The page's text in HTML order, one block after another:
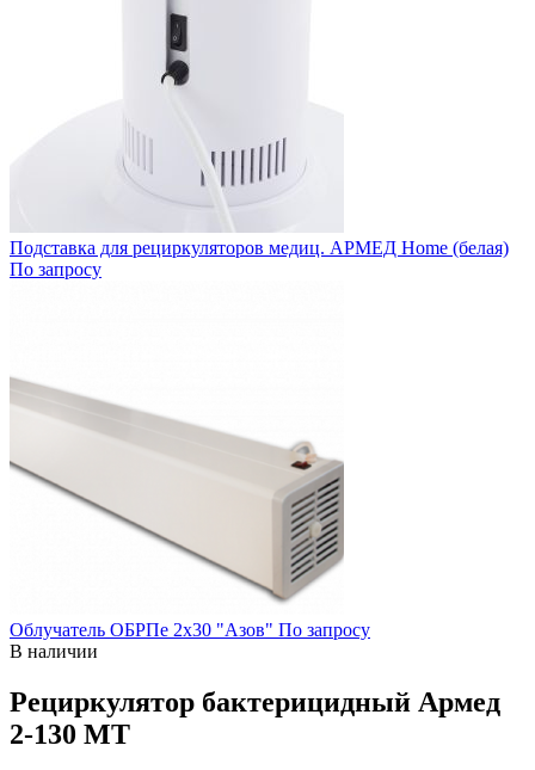
Подставка для рециркуляторов медиц. АРМЕД Home (белая)
По запросу
Облучатель ОБРПе 2х30 "Азов" По запросу
В наличии
Рециркулятор бактерицидный Армед
2-130 МТ